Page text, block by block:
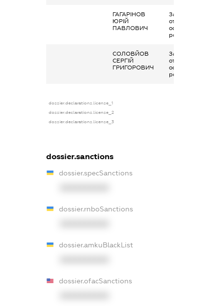
ГАГАРІНОВ
ЮРІЙ
ПАВЛОВИЧ
Заробітна плата
отримана за
основним місцем
роботи
СОЛОВЙОВ
СЕРГІЙ
ГРИГОРОВИЧ
Заробітна плата
отримана за
основним місцем
роботи
dossier.declarations.license_1
dossier.declarations.license_2
dossier.declarations.license_3
dossier.sanctions
dossier.specSanctions
dossier.rnboSanctions
dossier.amkuBlackList
dossier.ofacSanctions